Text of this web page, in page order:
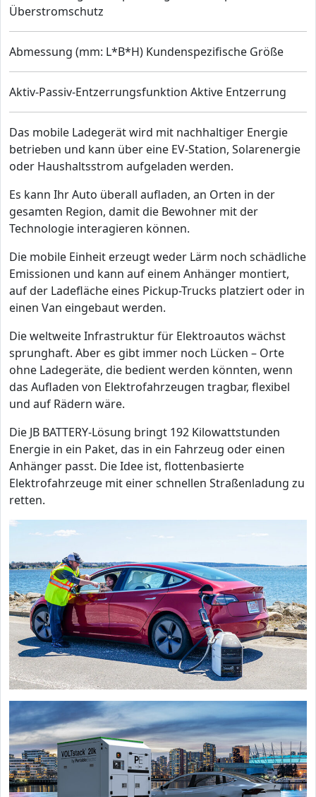
Überstromschutz
Abmessung (mm: L*B*H) Kundenspezifische Größe
Aktiv-Passiv-Entzerrungsfunktion Aktive Entzerrung
Das mobile Ladegerät wird mit nachhaltiger Energie
betrieben und kann über eine EV-Station, Solarenergie
oder Haushaltsstrom aufgeladen werden.
Es kann Ihr Auto überall aufladen, an Orten in der
gesamten Region, damit die Bewohner mit der
Technologie interagieren können.
Die mobile Einheit erzeugt weder Lärm noch schädliche
Emissionen und kann auf einem Anhänger montiert,
auf der Ladefläche eines Pickup-Trucks platziert oder in
einen Van eingebaut werden.
Die weltweite Infrastruktur für Elektroautos wächst
sprunghaft. Aber es gibt immer noch Lücken – Orte
ohne Ladegeräte, die bedient werden könnten, wenn
das Aufladen von Elektrofahrzeugen tragbar, flexibel
und auf Rädern wäre.
Die JB BATTERY-Lösung bringt 192 Kilowattstunden
Energie in ein Paket, das in ein Fahrzeug oder einen
Anhänger passt. Die Idee ist, flottenbasierte
Elektrofahrzeuge mit einer schnellen Straßenladung zu
retten.